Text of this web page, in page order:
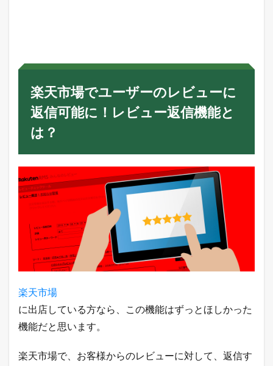
ー
の
レ
ュ
に
返
信
可
能
レ
ビ
ー
信
機
能
と
は
2
楽天市場でユーザーのレビューに
返信可能に！レビュー返信機能と
は？
楽天市場
に出店している方なら、この機能はずっとほしかった
機能だと思います。
楽天市場で、お客様からのレビューに対して、返信す